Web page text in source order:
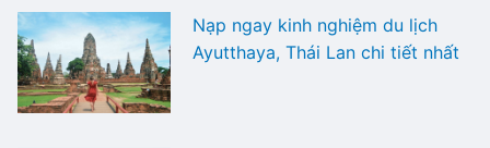
Nạp ngay kinh nghiệm du lịch
Ayutthaya, Thái Lan chi tiết nhất